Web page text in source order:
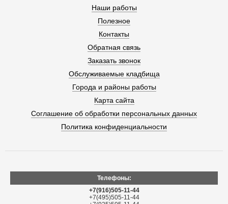
Наши работы
Полезное
Контакты
Обратная связь
Заказать звонок
Обслуживаемые кладбища
Города и районы работы
Карта сайта
Соглашение об обработки персональных данных
Политика конфиденциальности
Телефоны:
+7(916)505-11-44
+7(495)505-11-44